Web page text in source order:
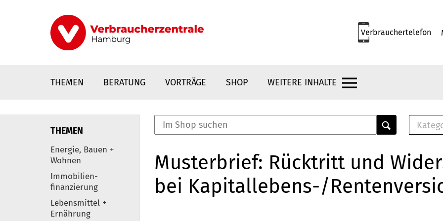
Verbrauchertelefon
THEMEN BERATUNG VORTRÄGE SHOP WEITERE INHALTE
Elemente
THEMEN
Energie, Bauen +
Wohnen
Immobilien-
finanzierung
Lebensmittel +
Ernährung
E-
Musterbrief: Rücktritt und
bei Kapitallebens-/